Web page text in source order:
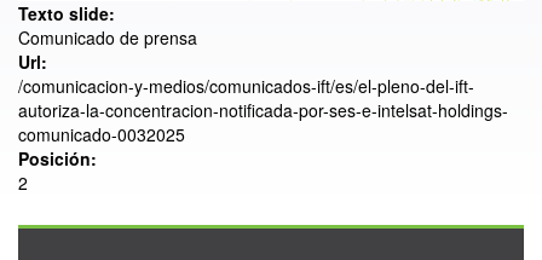
Texto slide:
Comunicado de prensa
Url:
/comunicacion-y-medios/comunicados-ift/es/el-pleno-del-ift-
autoriza-la-concentracion-notificada-por-ses-e-intelsat-holdings-
comunicado-0032025
Posición:
2